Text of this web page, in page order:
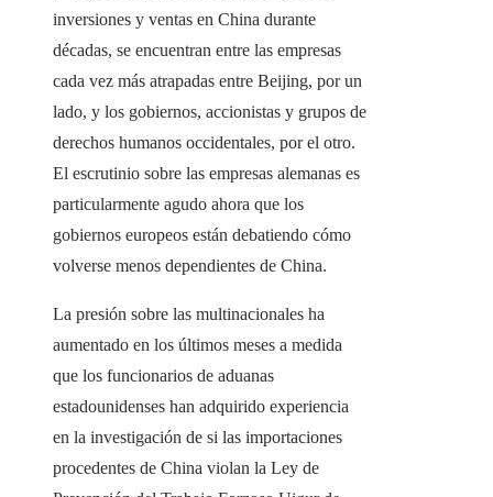
inversiones y ventas en China durante
décadas, se encuentran entre las empresas
cada vez más atrapadas entre Beijing, por un
lado, y los gobiernos, accionistas y grupos de
derechos humanos occidentales, por el otro.
El escrutinio sobre las empresas alemanas es
particularmente agudo ahora que los
gobiernos europeos están debatiendo cómo
volverse menos dependientes de China.
La presión sobre las multinacionales ha
aumentado en los últimos meses a medida
que los funcionarios de aduanas
estadounidenses han adquirido experiencia
en la investigación de si las importaciones
procedentes de China violan la Ley de